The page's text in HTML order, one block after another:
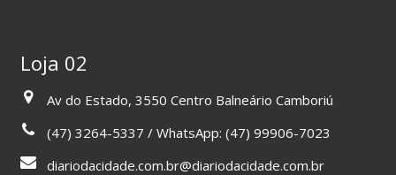
Loja 02
Av do Estado, 3550 Centro Balneário Camboriú
(47) 3264-5337 / WhatsApp: (47) 99906-7023
diariodacidade.com.br@diariodacidade.com.br